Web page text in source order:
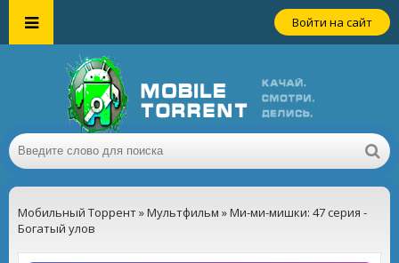
Войти на сайт
Мобильный Торрент»Мультфильм » Ми-ми-мишки: 47 серия -
Богатый улов